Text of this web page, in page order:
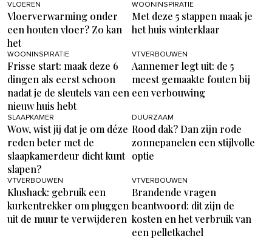
VLOEREN
Vloerverwarming onder
een houten vloer? Zo kan
het
WOONINSPIRATIE
Met deze 5 stappen maak je
het huis winterklaar
WOONINSPIRATIE
Frisse start: maak deze 6
dingen als eerst schoon
nadat je de sleutels van een
nieuw huis hebt
VTVERBOUWEN
Aannemer legt uit: de 5
meest gemaakte fouten bij
een verbouwing
SLAAPKAMER
Wow, wist jij dat je om déze
reden beter met de
slaapkamerdeur dicht kunt
slapen?
DUURZAAM
Rood dak? Dan zijn rode
zonnepanelen een stijlvolle
optie
VTVERBOUWEN
Klushack: gebruik een
kurkentrekker om pluggen
uit de muur te verwijderen
VTVERBOUWEN
Brandende vragen
beantwoord: dit zijn de
kosten en het verbruik van
een pelletkachel